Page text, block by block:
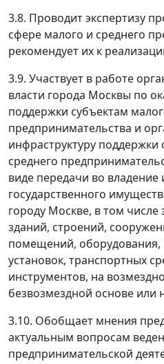
3.8. Проводит экспертизу
сфере малого и среднего
рекомендует их к
3.9. Участвует в работе
власти города Москвы по
поддержки субъектам
предпринимательства и
инфраструктуру поддержки
среднего
виде передачи во
государственного
городу Москве, в том числе
зданий, строений,
помещений,
установок, транспортных
инструментов, на
безвозмездной основе или
3.10. Обобщает мнения
актуальным вопросам
предпринимательской